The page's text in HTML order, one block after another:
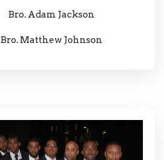
Bro. Adam Jackson
Bro. Matthew Johnson